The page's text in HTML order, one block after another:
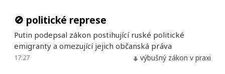
🚫 politické represe
Putin podepsal zákon postihující ruské politické
emigranty a omezující jejich občanská práva
17:27 výbušný zákon v praxi